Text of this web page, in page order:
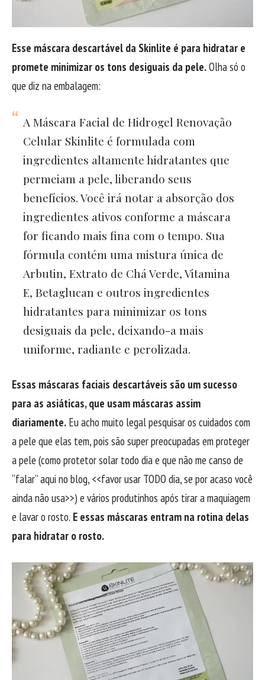
Esse máscara descartável da Skinlite é para hidratar e
promete minimizar os tons desiguais da pele.Olha só o
que diz na embalagem:
A Máscara Facial de Hidrogel Renovação
Celular Skinlite é formulada com
ingredientes altamente hidratantes que
permeiam a pele, liberando seus
benefícios. Você irá notar a absorção dos
ingredientes ativos conforme a máscara
for ficando mais fina com o tempo. Sua
fórmula contém uma mistura única de
Arbutin, Extrato de Chá Verde, Vitamina
E, Betaglucan e outros ingredientes
hidratantes para minimizar os tons
desiguais da pele, deixando-a mais
uniforme, radiante e perolizada.
Essas máscaras faciais descartáveis são um sucesso
para as asiáticas, que usam máscaras assim
diariamente. Eu acho muito legal pesquisar os cuidados com
a pele que elas tem, pois são super preocupadas em proteger
a pele (como protetor solar todo dia e que não me canso de
“falar” aqui no blog, <<favor usar TODO dia, se por acaso você
ainda não usa>>) e vários produtinhos após tirar a maquiagem
e lavar o rosto. E essas máscaras entram na rotina delas
para hidratar o rosto.